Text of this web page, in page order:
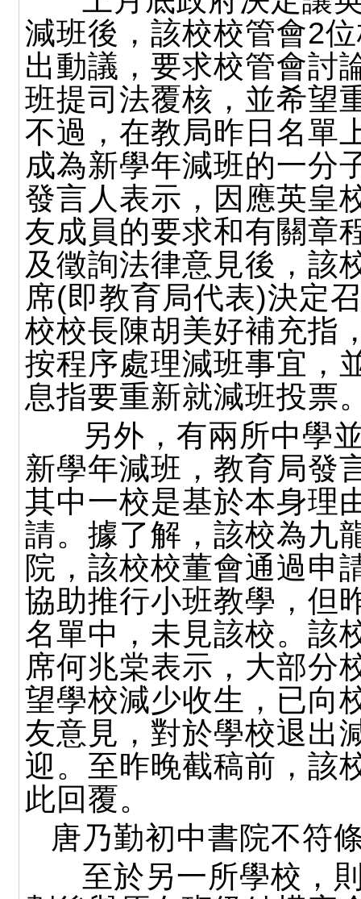
減班後，該校校管會2
出動議，要求校管會討
班提司法覆核，並希望
不過，在教局昨日名單
成為新學年減班的一分
發言人表示，因應英皇
友成員的要求和有關章
及徵詢法律意見後，該
席(即教育局代表)決定
校校長陳胡美好補充指
按程序處理減班事宜，
息指要重新就減班投票
另外，有兩所中學
新學年減班，教育局發
其中一校是基於本身理
請。據了解，該校為九
院，該校校董會通過申
協助推行小班教學，但
名單中，未見該校。該
席何兆棠表示，大部分
望學校減少收生，已向
友意見，對於學校退出
迎。至昨晚截稿前，該
此回覆。
唐乃勤初中書院不符
至於另一所學校，